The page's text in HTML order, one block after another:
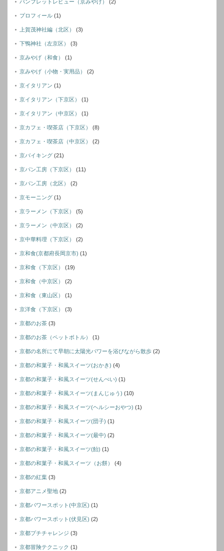
パンフレットレビュー（京みやげ） (2)
プロフィール (1)
上賀茂神社編（北区） (3)
下鴨神社（左京区） (3)
京みやげ（和食） (1)
京みやげ（小物・実用品） (2)
京イタリアン (1)
京イタリアン（下京区） (1)
京イタリアン（中京区） (1)
京カフェ・喫茶店（下京区） (8)
京カフェ・喫茶店（中京区） (2)
京バイキング (21)
京パン工房（下京区） (11)
京パン工房（北区） (2)
京モーニング (1)
京ラーメン（下京区） (5)
京ラーメン（中京区） (2)
京中華料理（下京区） (2)
京和食(京都府長岡京市) (1)
京和食（下京区） (19)
京和食（中京区） (2)
京和食（東山区） (1)
京洋食（下京区） (3)
京都のお茶 (3)
京都のお茶（ペットボトル） (1)
京都の名所にて早朝に太陽光パワーを浴びながら散歩 (2)
京都の和菓子・和風スイーツ(おかき) (4)
京都の和菓子・和風スイーツ(せんぺい) (1)
京都の和菓子・和風スイーツ(まんじゅう) (10)
京都の和菓子・和風スイーツ(ヘルシーおやつ) (1)
京都の和菓子・和風スイーツ(団子) (1)
京都の和菓子・和風スイーツ(最中) (2)
京都の和菓子・和風スイーツ(飴) (1)
京都の和菓子・和風スイーツ（お餅） (4)
京都の紅葉 (3)
京都アニメ聖地 (2)
京都パワースポット(中京区) (1)
京都パワースポット(伏見区) (2)
京都プチチャレンジ (3)
京都冒険テクニック (1)